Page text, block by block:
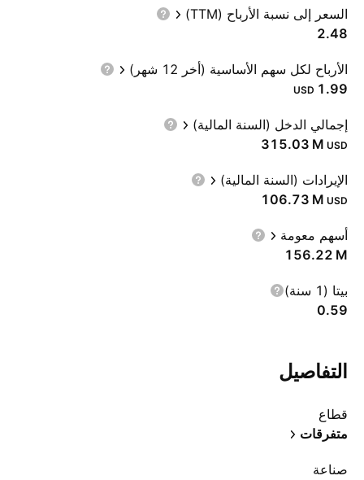
السعر إلى نسبة الأرباح (TTM)
2.48
الأرباح لكل سهم الأساسية (أخر 12 شهر)
1.99
USD
إجمالي الدخل (السنة المالية)
‪315.03 M‬ USD
الإيرادات (السنة المالية)
‪106.73 M‬ USD
أسهم معومة
‪156.22 M‬
بيتا (1 سنة)
0.59
التفاصيل
قطاع
متفرقات
صناعة